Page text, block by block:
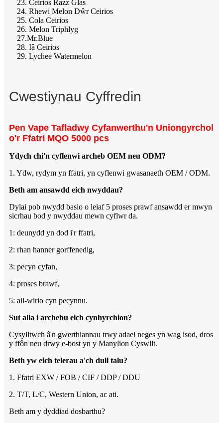
23. Ceirios Razz Glas
24. Rhewi Melon Dŵr Ceirios
25. Cola Ceirios
26. Melon Triphlyg
27.Mr.Blue
28. Iâ Ceirios
29. Lychee Watermelon
Cwestiynau Cyffredin
Pen Vape Tafladwy Cyfanwerthu'n Uniongyrchol
o'r Ffatri MQO 5000 pcs
Ydych chi'n cyflenwi archeb OEM neu ODM?
1. Ydw, rydym yn ffatri, yn cyflenwi gwasanaeth OEM / ODM.
Beth am ansawdd eich nwyddau?
Dylai pob nwydd basio o leiaf 5 proses prawf ansawdd er mwyn
sicrhau bod y nwyddau mewn cyflwr da.
1: deunydd yn dod i'r ffatri,
2: rhan hanner gorffenedig,
3: pecyn cyfan,
4: proses brawf,
5: ail-wirio cyn pecynnu.
Sut alla i archebu eich cynhyrchion?
Cysylltwch â'n gwerthiannau trwy adael neges yn wag isod, dros
y ffôn neu drwy e-bost yn y Manylion Cyswllt.
Beth yw eich telerau a'ch dull talu?
1. Ffatri EXW / FOB / CIF / DDP / DDU
2. T/T, L/C, Western Union, ac ati.
Beth am y dyddiad dosbarthu?